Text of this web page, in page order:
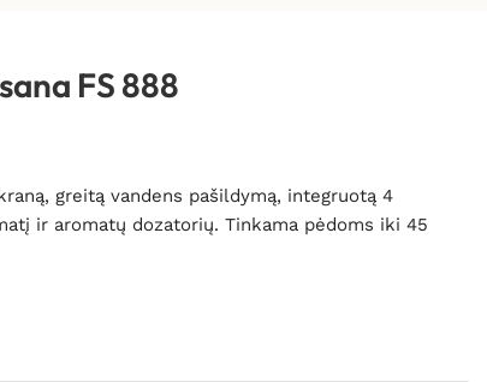
FS 888
greitą vandens pašildymą, integruotą 4
ir aromatų dozatorių. Tinkama pėdoms iki 45